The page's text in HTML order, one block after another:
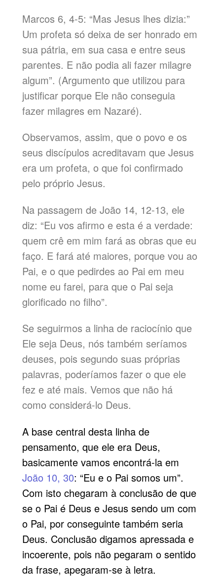
Marcos 6, 4-5: “Mas Jesus lhes dizia:”
Um profeta só deixa de ser honrado em
sua pátria, em sua casa e entre seus
parentes. E não podia ali fazer milagre
algum”. (Argumento que utilizou para
justificar porque Ele não conseguia
fazer milagres em Nazaré).
Observamos, assim, que o povo e os
seus discípulos acreditavam que Jesus
era um profeta, o que foi confirmado
pelo próprio Jesus.
Na passagem de João 14, 12-13, ele
diz: “Eu vos afirmo e esta é a verdade:
quem crê em mim fará as obras que eu
faço. E fará até maiores, porque vou ao
Pai, e o que pedirdes ao Pai em meu
nome eu farei, para que o Pai seja
glorificado no filho”.
Se seguirmos a linha de raciocínio que
Ele seja Deus, nós também seríamos
deuses, pois segundo suas próprias
palavras, poderíamos fazer o que ele
fez e até mais. Vemos que não há
como considerá-lo Deus.
A base central desta linha de
pensamento, que ele era Deus,
basicamente vamos encontrá-la em
João 10, 30: “Eu e o Pai somos um”.
Com isto chegaram à conclusão de que
se o Pai é Deus e Jesus sendo um com
o Pai, por conseguinte também seria
Deus. Conclusão digamos apressada e
incoerente, pois não pegaram o sentido
da frase, apegaram-se à letra.